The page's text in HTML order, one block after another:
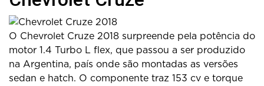
O Chevrolet Cruze 2018 surpreende pela potência do
motor 1.4 Turbo L flex, que passou a ser produzido
na Argentina, país onde são montadas as versões
sedan e hatch. O componente traz 153 cv e torque